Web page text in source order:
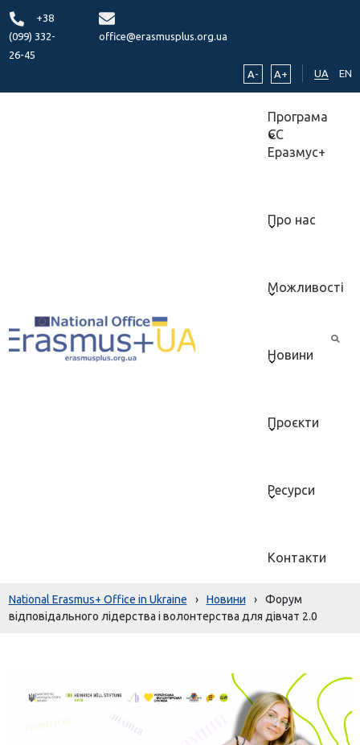
+38
(099) 332-
26-45
office@erasmusplus.org.ua
A- A+ UA EN
Програма
ЄС
Еразмус+
Про нас
Можливості
Новини
Проєкти
Ресурси
Контакти
National Erasmus+ Office in Ukraine › Новини ›
Форум
відповідального лідерства і волонтерства для дівчат 2.0